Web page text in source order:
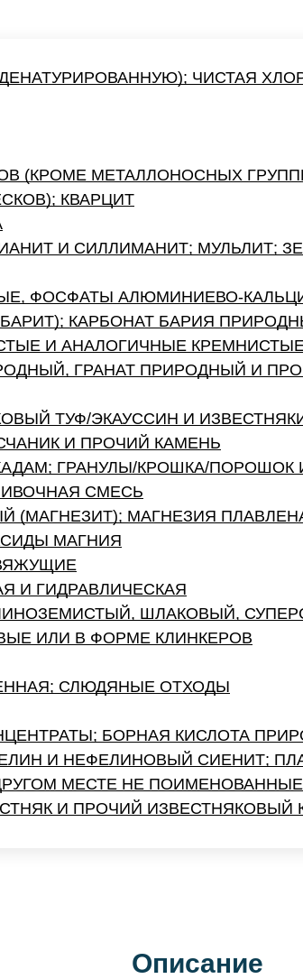
ЧИСТАЯ
(КРОМЕ МЕТАЛЛОНОСНЫХ
КВАРЦИТ
И СИЛЛИМАНИТ; МУЛЬЛИТ;
ФОСФАТЫ АЛЮМИНИЕВО-
КАРБОНАТ БАРИЯ
И АНАЛОГИЧНЫЕ
ГРАНАТ ПРИРОДНЫЙ И
ТУФ/ЭКАУССИН И
И ПРОЧИЙ КАМЕНЬ
ГРАНУЛЫ/КРОШКА/ПОРОШОК
СМЕСЬ
(МАГНЕЗИТ); МАГНЕЗИЯ
МАГНИЯ
И ГИДРАВЛИЧЕСКАЯ
ШЛАКОВЫЙ,
ИЛИ В ФОРМЕ КЛИНКЕРОВ
СЛЮДЯНЫЕ ОТХОДЫ
БОРНАЯ КИСЛОТА
И НЕФЕЛИНОВЫЙ СИЕНИТ;
МЕСТЕ НЕ
И ПРОЧИЙ ИЗВЕСТНЯКОВЫЙ
Описание